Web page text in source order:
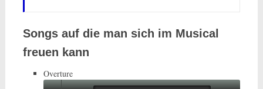
Songs auf die man sich im Musical
freuen kann
Overture